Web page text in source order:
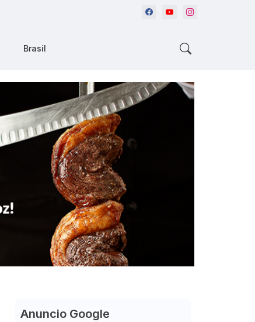
Brasil
Anuncio Google